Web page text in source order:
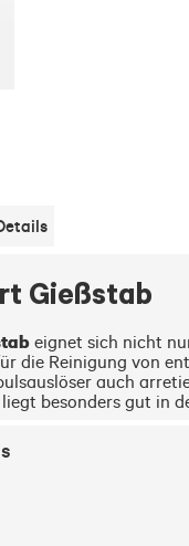
Gießstab
eignet sich nicht
die Reinigung von
auch
besonders gut in